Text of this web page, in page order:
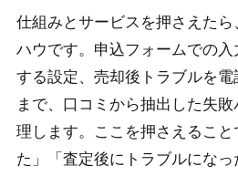
仕組みとサービスを押さえた
ハウです。申込フォームでの
する設定、売却後トラブルを
まで、口コミから抽出した失
理します。ここを押さえるこ
た」「査定後にトラブルにな